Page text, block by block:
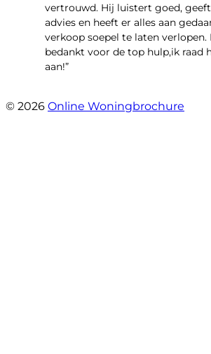
vertrouwd. Hij luistert goed,
advies en heeft er alles aan
verkoop soepel te laten verlopen.
bedankt voor de top hulp,ik raad
aan!”
© 2026 Online Woningbrochure